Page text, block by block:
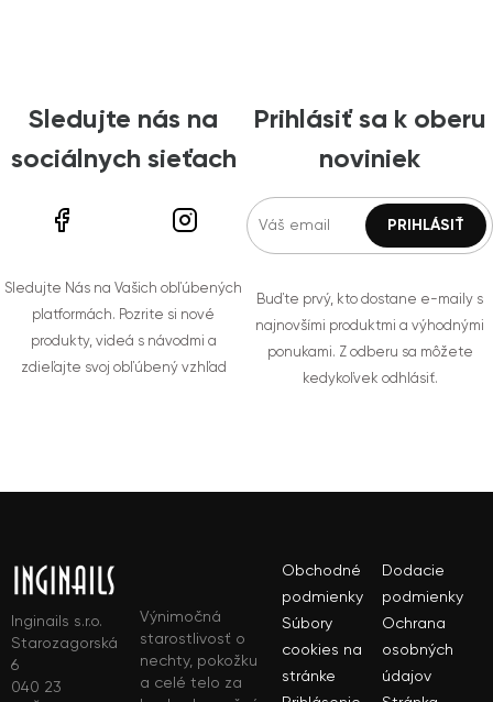
Sledujte nás na
sociálnych sieťach
Sledujte Nás na Vašich obľúbených
platformách. Pozrite si nové
produkty, videá s návodmi a
zdieľajte svoj obľúbený vzhľad
Prihlásiť sa k oberu
noviniek
Buďte prvý, kto dostane e-maily s
najnovšími produktmi a výhodnými
ponukami. Z odberu sa môžete
kedykoľvek odhlásiť.
Inginails s.r.o.
Starozagorská
6
040 23
Výnimočná
starostlivosť o
nechty, pokožku
a celé telo za
Obchodné
podmienky
Dodacie
podmienky
Súbory
cookies na
stránke
Ochrana
osobných
údajov